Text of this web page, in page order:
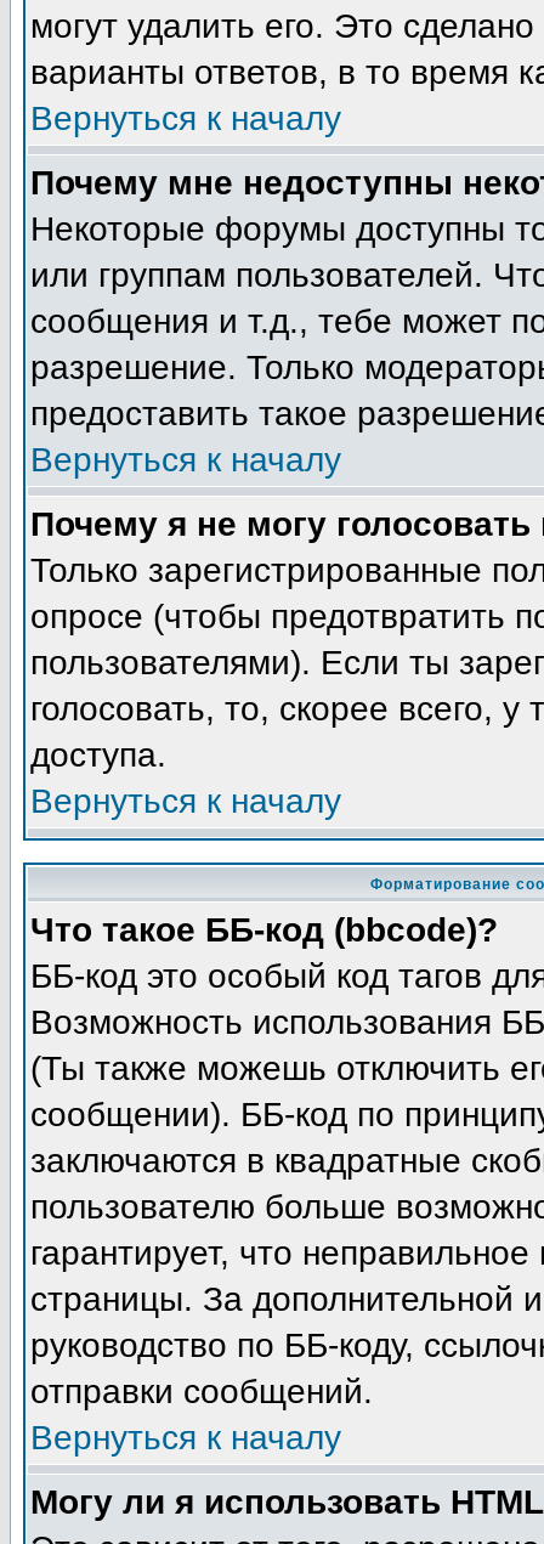
могут удалить его. Это
варианты ответов, в то время
Вернуться к началу
Почему мне недоступны
Некоторые форумы доступны
или группам пользователей.
сообщения и т.д., тебе может
разрешение. Только
предоставить такое
Вернуться к началу
Почему я не могу голосовать
Только зарегистрированные
опросе (чтобы предотвратить
пользователями). Если ты
голосовать, то, скорее всего,
доступа.
Вернуться к началу
Форматирование
Что такое ББ-код (bbcode)?
ББ-код это особый код тагов
Возможность использования
(Ты также можешь отключить
сообщении). ББ-код по
заключаются в квадратные
пользователю больше
гарантирует, что
страницы. За дополнительной
руководство по ББ-коду,
отправки сообщений.
Вернуться к началу
Могу ли я использовать